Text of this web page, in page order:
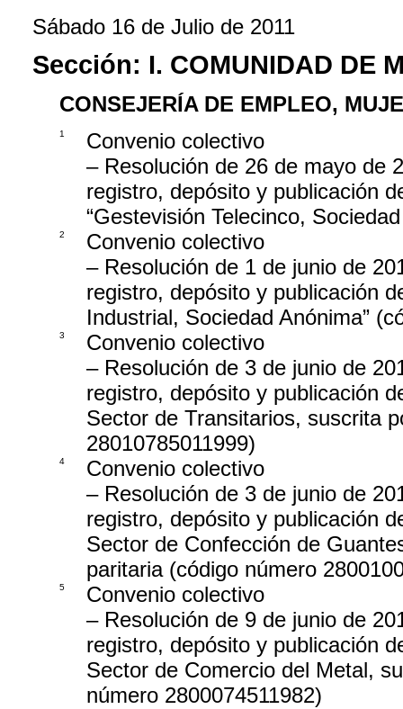
Sábado 16 de Julio de 2011
Sección: I. COMUNIDAD DE
CONSEJERÍA DE EMPLEO,
1
Convenio colectivo
– Resolución de 26 de mayo de
registro, depósito y publicación
“Gestevisión Telecinco,
2
Convenio colectivo
– Resolución de 1 de junio de
registro, depósito y publicación
Industrial, Sociedad Anónima”
3
Convenio colectivo
– Resolución de 3 de junio de
registro, depósito y publicación
Sector de Transitarios, suscrita
28010785011999)
4
Convenio colectivo
– Resolución de 3 de junio de
registro, depósito y publicación
Sector de Confección de
paritaria (código número
5
Convenio colectivo
– Resolución de 9 de junio de
registro, depósito y publicación
Sector de Comercio del Metal,
número 2800074511982)